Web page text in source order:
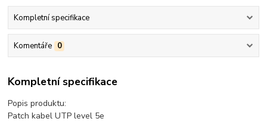
Kompletní specifikace
Komentáře 0
Kompletní specifikace
Popis produktu:
Patch kabel UTP level 5e